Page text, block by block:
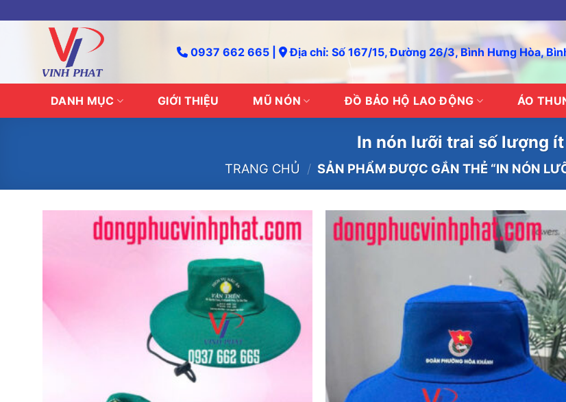
to
0937 662 665 | Địa chỉ: Số 167/15, Đường 26/3, Bình Hưng Hòa,
DANH MỤC GIỚI THIỆU MŨ NÓN ĐỒ BẢO HỘ LAO ĐỘNG ÁO
In nón lưỡi trai số lượng ít
TRANG CHỦ / SẢN PHẨM ĐƯỢC GẮN THẺ “IN NÓN